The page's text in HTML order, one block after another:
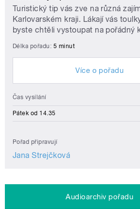
Turistický tip vás zve na různá
Karlovarském kraji. Lákají vás
byste chtěli vystoupat na pořádný
Délka pořadu: 5 minut
Více o pořadu
Čas vysílání
Pátek od 14.35
Pořad připravují
Jana Strejčková
Audioarchiv pořadu